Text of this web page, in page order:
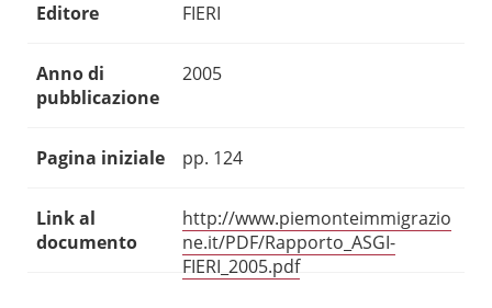
Editore FIERI
Anno di
pubblicazione
2005
Pagina iniziale pp. 124
Link al
documento
http://www.piemonteimmigrazio
ne.it/PDF/Rapporto_ASGI-
FIERI_2005.pdf